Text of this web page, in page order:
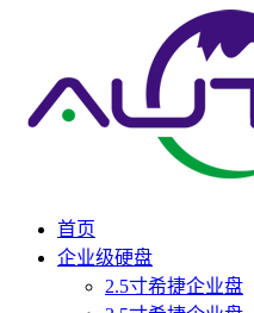
首页
企业级硬盘
2.5寸希捷企业盘